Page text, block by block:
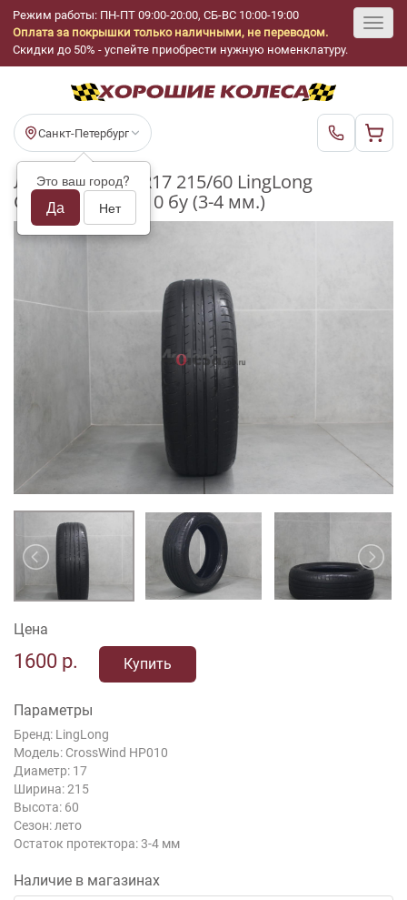
Режим работы: ПН-ПТ 09:00-20:00, СБ-ВС 10:00-19:00
Оплата за покрышки только наличными, не переводом.
Скидки до 50% - успейте приобрести нужную номенклатуру.
Санкт-Петербург
Это ваш город?
Да Нет
Летние шины R17 215/60 LingLong
CrossWind HP010 бу (3-4 мм.)
Цена
1600 р. Купить
Параметры
Бренд: LingLong
Модель: CrossWind HP010
Диаметр: 17
Ширина: 215
Высота: 60
Сезон: лето
Остаток протектора: 3-4 мм
Наличие в магазинах